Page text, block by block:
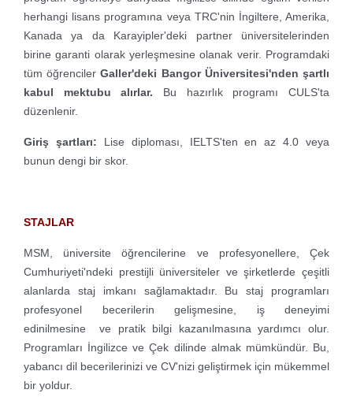
herhangi lisans programına veya TRC'nin İngiltere, Amerika,
Kanada ya da Karayipler'deki partner üniversitelerinden
birine garanti olarak yerleşmesine olanak verir. Programdaki
tüm öğrencilerGaller'deki Bangor Üniversitesi'nden şartlı
kabul mektubu alırlar. Bu hazırlık programı CULS'ta
düzenlenir.
Giriş şartları: Lise diploması, IELTS'ten en az 4.0 veya
bunun dengi bir skor.
STAJLAR
MSM, üniversite öğrencilerine ve profesyonellere, Çek
Cumhuriyeti'ndeki prestijli üniversiteler ve şirketlerde çeşitli
alanlarda staj imkanı sağlamaktadır. Bu staj programları
profesyonel becerilerin gelişmesine, iş deneyimi
edinilmesine ve pratik bilgi kazanılmasına yardımcı olur.
Programları İngilizce ve Çek dilinde almak mümkündür. Bu,
yabancı dil becerilerinizi ve CV'nizi geliştirmek için mükemmel
bir yoldur.